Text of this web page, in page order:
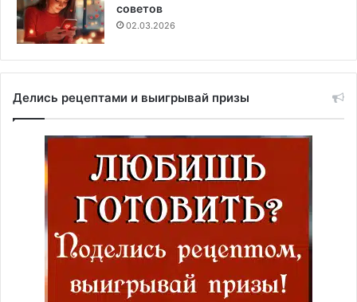
советов
02.03.2026
Делись рецептами и выигрывай призы